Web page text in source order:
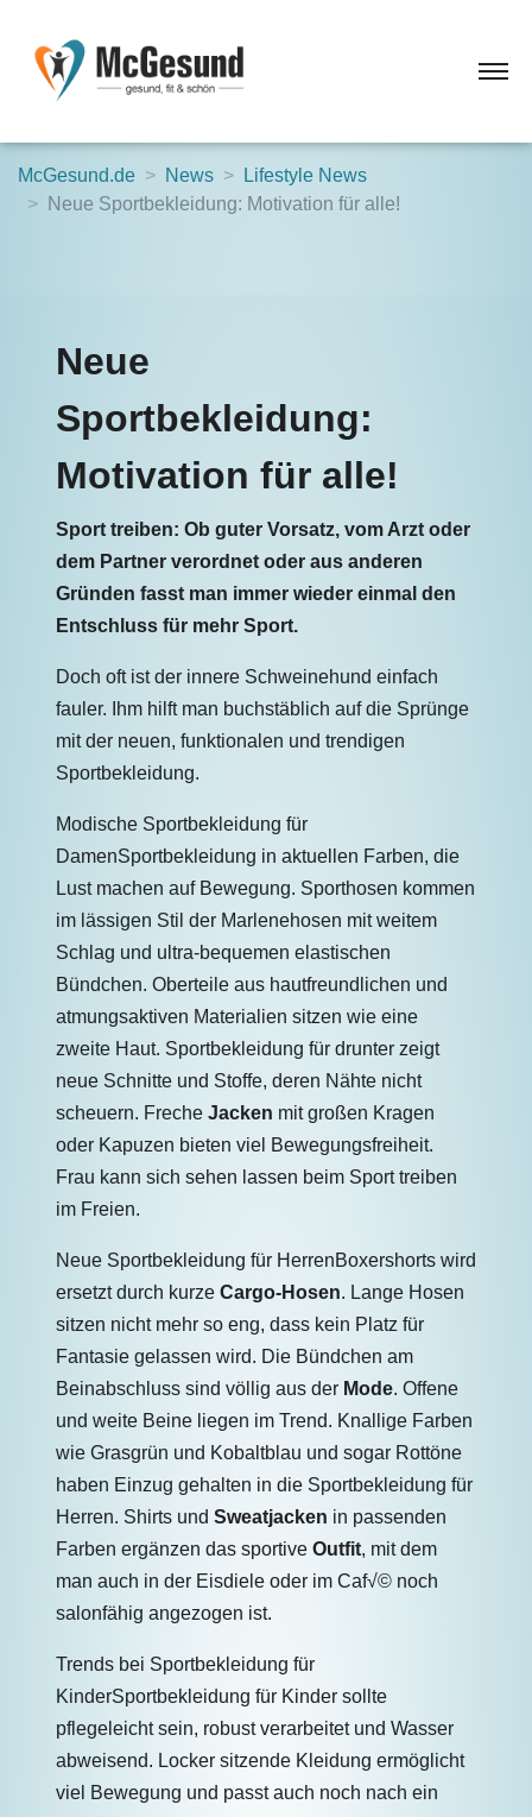
McGesund.de News
Lifestyle News
Neue Sportbekleidung: Motivation für alle!
Neue
Sportbekleidung:
Motivation für alle!
Sport treiben: Ob guter Vorsatz, vom Arzt oder
dem Partner verordnet oder aus anderen
Gründen fasst man immer wieder einmal den
Entschluss für mehr Sport.
Doch oft ist der innere Schweinehund einfach
fauler. Ihm hilft man buchstäblich auf die Sprünge
mit der neuen, funktionalen und trendigen
Sportbekleidung.
Modische Sportbekleidung für
DamenSportbekleidung in aktuellen Farben, die
Lust machen auf Bewegung. Sporthosen kommen
im lässigen Stil der Marlenehosen mit weitem
Schlag und ultra-bequemen elastischen
Bündchen. Oberteile aus hautfreundlichen und
atmungsaktiven Materialien sitzen wie eine
zweite Haut. Sportbekleidung für drunter zeigt
neue Schnitte und Stoffe, deren Nähte nicht
scheuern. Freche Jacken mit großen Kragen
oder Kapuzen bieten viel Bewegungsfreiheit.
Frau kann sich sehen lassen beim Sport treiben
im Freien.
Neue Sportbekleidung für HerrenBoxershorts wird
ersetzt durch kurze Cargo-Hosen. Lange Hosen
sitzen nicht mehr so eng, dass kein Platz für
Fantasie gelassen wird. Die Bündchen am
Beinabschluss sind völlig aus der Mode. Offene
und weite Beine liegen im Trend. Knallige Farben
wie Grasgrün und Kobaltblau und sogar Rottöne
haben Einzug gehalten in die Sportbekleidung für
Herren. Shirts und Sweatjacken in passenden
Farben ergänzen das sportive Outfit, mit dem
man auch in der Eisdiele oder im Caf√© noch
salonfähig angezogen ist.
Trends bei Sportbekleidung für
KinderSportbekleidung für Kinder sollte
pflegeleicht sein, robust verarbeitet und Wasser
abweisend. Locker sitzende Kleidung ermöglicht
viel Bewegung und passt auch noch nach ein